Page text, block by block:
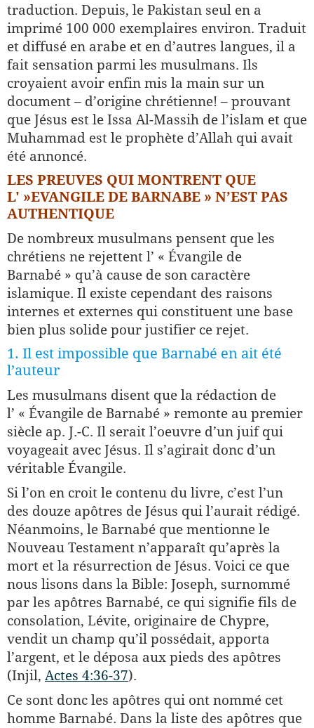
traduction. Depuis, le Pakistan seul en a
imprimé 100 000 exemplaires environ. Traduit
et diffusé en arabe et en d’autres langues, il a
fait sensation parmi les musulmans. Ils
croyaient avoir enfin mis la main sur un
document – d’origine chrétienne! – prouvant
que Jésus est le Issa Al-Massih de l’islam et que
Muhammad est le prophète d’Allah qui avait
été annoncé.
LES PREUVES QUI MONTRENT QUE
L' »EVANGILE DE BARNABE » N’EST PAS
AUTHENTIQUE
De nombreux musulmans pensent que les
chrétiens ne rejettent l’ « Évangile de
Barnabé » qu’à cause de son caractère
islamique. Il existe cependant des raisons
internes et externes qui constituent une base
bien plus solide pour justifier ce rejet.
1. Il est impossible que Barnabé en ait été
l’auteur
Les musulmans disent que la rédaction de
l’ « Évangile de Barnabé » remonte au premier
siècle ap. J.-C. Il serait l’oeuvre d’un juif qui
voyageait avec Jésus. Il s’agirait donc d’un
véritable Évangile.
Si l’on en croit le contenu du livre, c’est l’un
des douze apôtres de Jésus qui l’aurait rédigé.
Néanmoins, le Barnabé que mentionne le
Nouveau Testament n’apparaît qu’après la
mort et la résurrection de Jésus. Voici ce que
nous lisons dans la Bible: Joseph, surnommé
par les apôtres Barnabé, ce qui signifie fils de
consolation, Lévite, originaire de Chypre,
vendit un champ qu’il possédait, apporta
l’argent, et le déposa aux pieds des apôtres
(Injil, Actes 4:36-37).
Ce sont donc les apôtres qui ont nommé cet
homme Barnabé. Dans la liste des apôtres que